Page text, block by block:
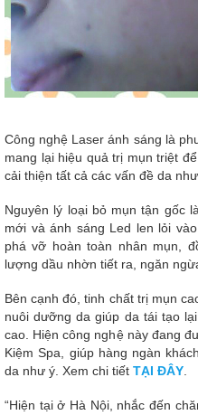
Công nghệ Laser ánh sáng là
mang lại hiệu quả trị mụn triệt
cải thiện tất cả các vấn đề da
Nguyên lý loại bỏ mụn tận gốc
mới và ánh sáng Led len lỏi
phá vỡ hoàn toàn nhân mụn,
lượng dầu nhờn tiết ra, ngăn
Bên cạnh đó, tinh chất trị mụn
nuôi dưỡng da giúp da tái tạo
cao. Hiện công nghệ này đang
Kiệm Spa, giúp hàng ngàn
da như ý. Xem chi tiết TẠI ĐÂY.
“Hiện tại ở Hà Nội, nhắc đến